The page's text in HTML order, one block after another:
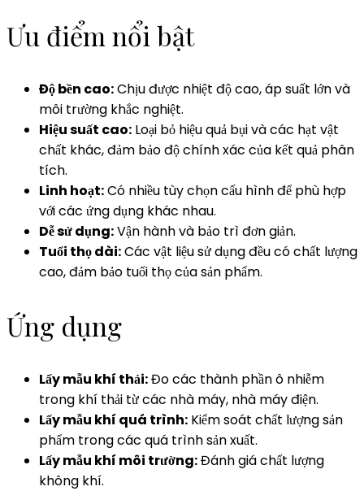
Ưu điểm nổi bật
Độ bền cao:Chịu được nhiệt độ cao, áp suất lớn và
môi trường khắc nghiệt.
Hiệu suất cao: Loại bỏ hiệu quả bụi và các hạt vật
chất khác, đảm bảo độ chính xác của kết quả phân
tích.
Linh hoạt:Có nhiều tùy chọn cấu hình để phù hợp
với các ứng dụng khác nhau.
Dễ sử dụng:Vận hành và bảo trì đơn giản.
Tuổi thọ dài:Các vật liệu sử dụng đều có chất lượng
cao, đảm bảo tuổi thọ của sản phẩm.
Ứng dụng
Lấy mẫu khí thải:Đo các thành phần ô nhiễm
trong khí thải từ các nhà máy, nhà máy điện.
Lấy mẫu khí quá trình: Kiểm soát chất lượng sản
phẩm trong các quá trình sản xuất.
Lấy mẫu khí môi trường:Đánh giá chất lượng
không khí.